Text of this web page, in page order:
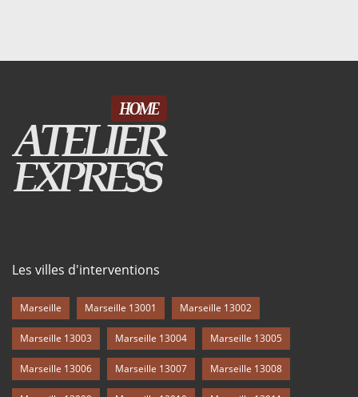
Les villes d'interventions
Marseille Marseille 13001 Marseille 13002
Marseille 13003 Marseille 13004 Marseille 13005
Marseille 13006 Marseille 13007 Marseille 13008